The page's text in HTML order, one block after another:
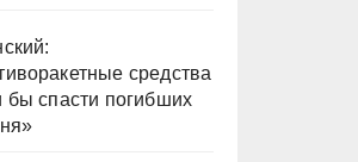
средства
бы спасти погибших